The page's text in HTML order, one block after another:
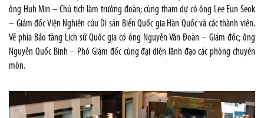
ông Huh Min – Chủ tịch làm trưởng đoàn; cùng tham dự có ông Lee Eun Seok
– Giám đốc Viện Nghiên cứu Di sản Biển Quốc gia Hàn Quốc và các thành viên.
Về phía Bảo tàng Lịch sử Quốc gia có ông Nguyễn Văn Đoàn – Giám đốc; ông
Nguyễn Quốc Bình – Phó Giám đốc cùng đại diện lãnh đạo các phòng chuyên
môn.